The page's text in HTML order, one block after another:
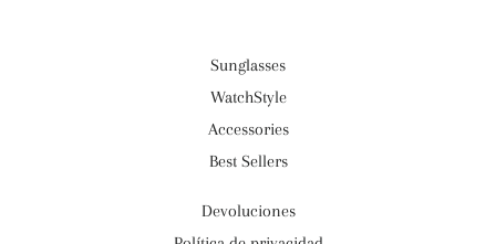
Sunglasses
WatchStyle
Accessories
Best Sellers
Devoluciones